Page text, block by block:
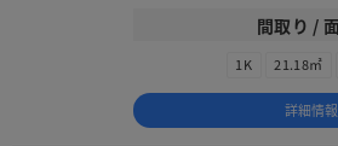
間取り /
1K 21.18㎡
詳細情